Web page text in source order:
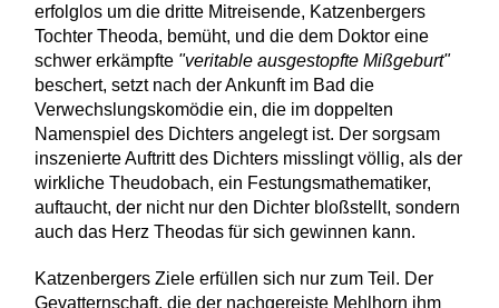
erfolglos um die dritte Mitreisende, Katzenbergers
Tochter Theoda, bemüht, und die dem Doktor eine
schwer erkämpfte "veritable ausgestopfte Mißgeburt"
beschert, setzt nach der Ankunft im Bad die
Verwechslungskomödie ein, die im doppelten
Namenspiel des Dichters angelegt ist. Der sorgsam
inszenierte Auftritt des Dichters misslingt völlig, als der
wirkliche Theudobach, ein Festungsmathematiker,
auftaucht, der nicht nur den Dichter bloßstellt, sondern
auch das Herz Theodas für sich gewinnen kann.
Katzenbergers Ziele erfüllen sich nur zum Teil. Der
Gevatternschaft, die der nachgereiste Mehlhorn ihm